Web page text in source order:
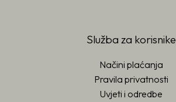
Služba za korisnike
Načini plaćanja
Pravila privatnosti
Uvjeti i odredbe